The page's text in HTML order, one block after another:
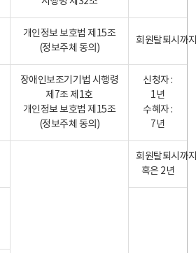
개인정보 보호법 제15조
(정보주체 동의)
회원탈퇴시까
장애인보조기기법 시행령
제7조 제1호
개인정보 보호법 제15조
(정보주체 동의)
신청자 :
1년
수혜자 :
7년
회원탈퇴시까
혹은 2년